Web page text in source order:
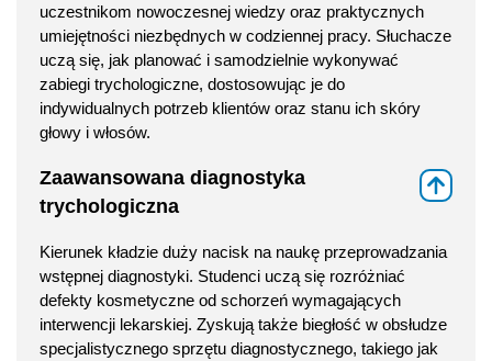
uczestnikom nowoczesnej wiedzy oraz praktycznych
umiejętności niezbędnych w codziennej pracy. Słuchacze
uczą się, jak planować i samodzielnie wykonywać
zabiegi trychologiczne, dostosowując je do
indywidualnych potrzeb klientów oraz stanu ich skóry
głowy i włosów.
Zaawansowana diagnostyka
trychologiczna
Kierunek kładzie duży nacisk na naukę przeprowadzania
wstępnej diagnostyki. Studenci uczą się rozróżniać
defekty kosmetyczne od schorzeń wymagających
interwencji lekarskiej. Zyskują także biegłość w obsłudze
specjalistycznego sprzętu diagnostycznego, takiego jak